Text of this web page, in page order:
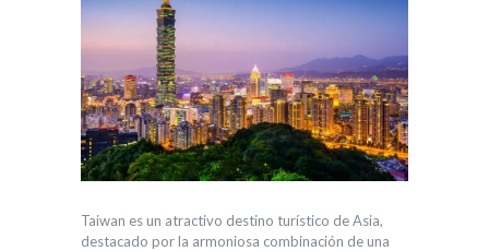
Taiwan es un atractivo destino turístico de Asia,
destacado por la armoniosa combinación de una